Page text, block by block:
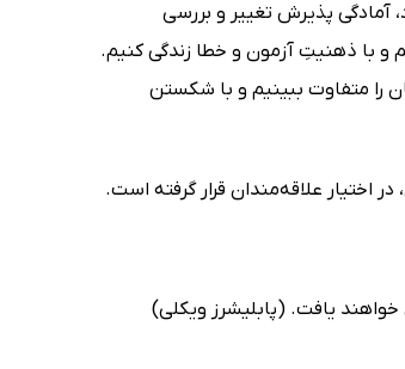
آمادگی پذیرش تغییر و بررسی
و با ذهنیتِ آزمون و خطا زندگی کنیم.
را متفاوت ببینیم و با شکستن
اختیار علاقه‌مندان قرار گرفته است.
یافت. (پابلیشرز ویکلی)